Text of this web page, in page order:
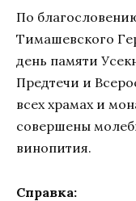
По
Тимашевского
день памяти
Предтечи и
всех храмах и
совершены
винопития.
Справка: